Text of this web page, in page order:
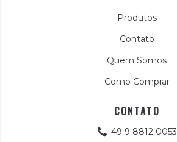
Produtos
Contato
Quem Somos
Como Comprar
CONTATO
49 9 8812 0053